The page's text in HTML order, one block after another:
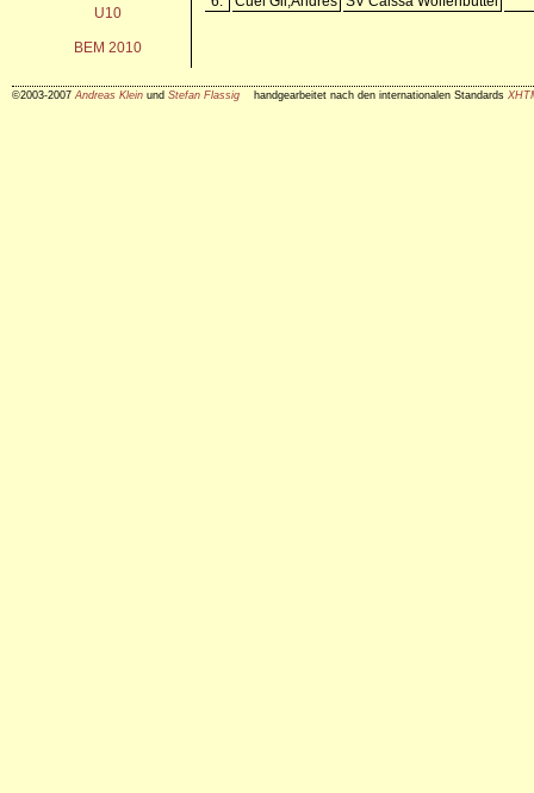
U10
BEM 2010
©2003-2007Andreas Klein und Stefan Flassig handgearbeitet nach den internationalen Standards